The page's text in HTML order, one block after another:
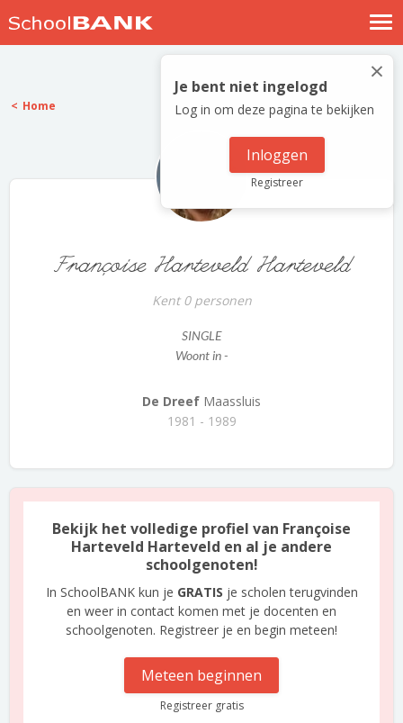
Nostalgische verhalen
Log in
Meld je gratis aan
×
Je bent niet ingelogd
Log in om deze pagina te bekijken
Inloggen
Registreer
Home
Françoise Harteveld Harteveld
Kent 0 personen
SINGLE
Woont in -
De Dreef Maassluis
1981 - 1989
Bekijk het volledige profiel van Françoise
Harteveld Harteveld en al je andere
schoolgenoten!
In SchoolBANK kun je GRATIS je scholen terugvinden
en weer in contact komen met je docenten en
schoolgenoten. Registreer je en begin meteen!
Meteen beginnen
Registreer gratis